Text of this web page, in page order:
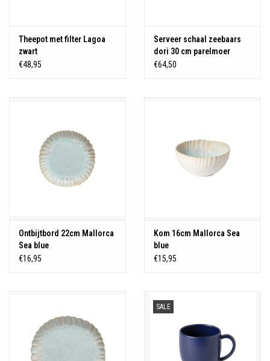
Theepot met filter Lagoa
zwart
€48,95
Serveer schaal zeebaars
dori 30 cm parelmoer
€64,50
Ontbijtbord 22cm Mallorca
Sea blue
€16,95
Kom 16cm Mallorca Sea
blue
€15,95
SALE